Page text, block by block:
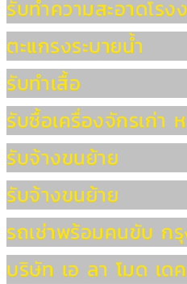
รับทำความสะอาดโรง
ตะแกรงระบายน้ำ
รับทำเสื้อ
รับซื้อเครื่องจักรเก่า
รับจ้างขนย้าย
รับจ้างขนย้าย
รถเช่าพร้อมคนขับ ก
บริษัท เอ ลา โมด เด